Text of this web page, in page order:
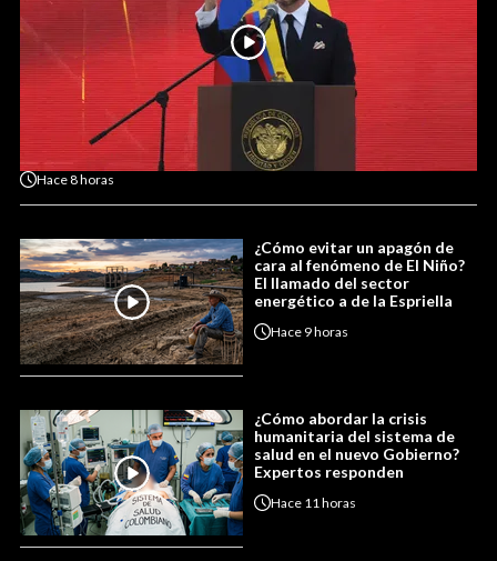
Hace8 horas
¿Cómo evitar un apagón de
cara al fenómeno de El Niño?
El llamado del sector
energético a de la Espriella
Hace 9 horas
¿Cómo abordar la crisis
humanitaria del sistema de
salud en el nuevo Gobierno?
Expertos responden
Hace 11 horas